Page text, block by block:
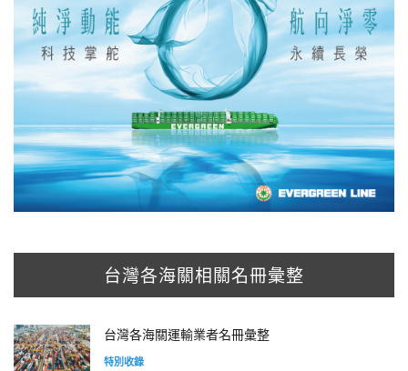
台灣各海關相關名冊彙整
台灣各海關運輸業者名冊彙整
特別收錄